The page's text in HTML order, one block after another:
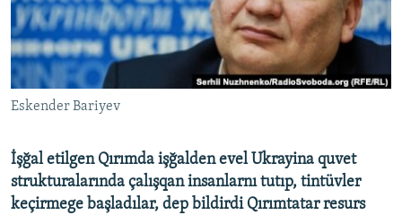
Русский
Українською
QOŞULIÑIZ!
RFE/RS bütün saytları
Eskender Bariyev
İşğal etilgen Qırımda işğalden evel Ukrayina quvet
strukturalarında çalışqan insanlarnı tutıp, tintüvler
keçirmege başladılar, dep bildirdi Qırımtatar resurs